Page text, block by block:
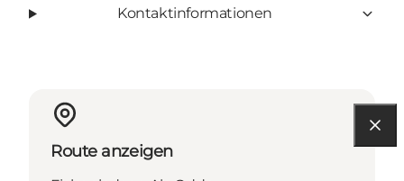
Kontaktinformationen
Route anzeigen